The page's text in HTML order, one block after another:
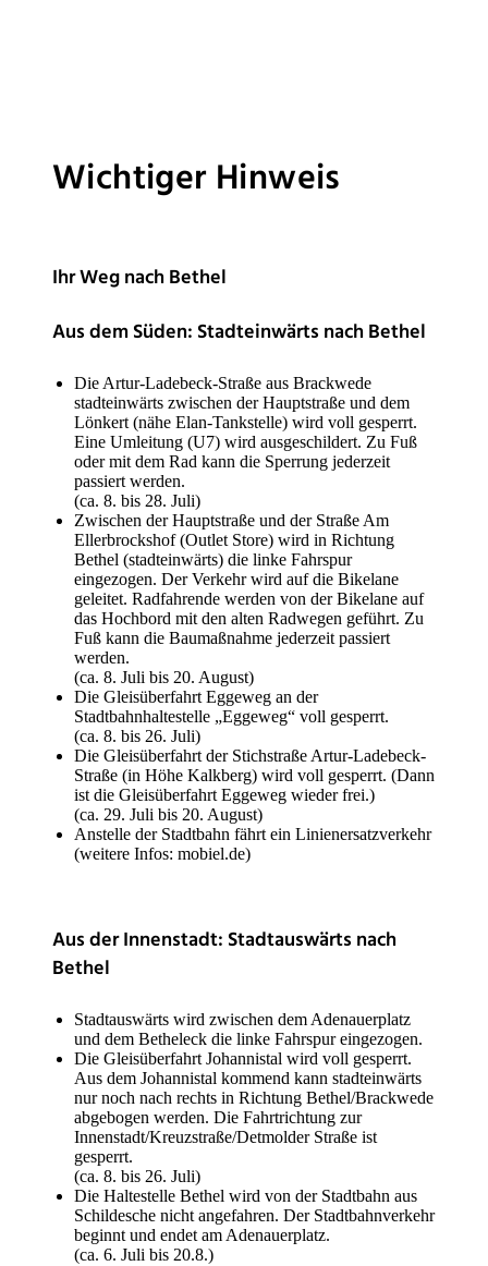
Wichtiger Hinweis
Ihr Weg nach Bethel
Aus dem Süden: Stadteinwärts nach Bethel
Die Artur-Ladebeck-Straße aus Brackwede
stadteinwärts zwischen der Hauptstraße und dem
Lönkert (nähe Elan-Tankstelle) wird voll gesperrt.
Eine Umleitung (U7) wird ausgeschildert. Zu Fuß
oder mit dem Rad kann die Sperrung jederzeit
passiert werden.
(ca. 8. bis 28. Juli)
Zwischen der Hauptstraße und der Straße Am
Ellerbrockshof (Outlet Store) wird in Richtung
Bethel (stadteinwärts) die linke Fahrspur
eingezogen. Der Verkehr wird auf die Bikelane
geleitet. Radfahrende werden von der Bikelane auf
das Hochbord mit den alten Radwegen geführt. Zu
Fuß kann die Baumaßnahme jederzeit passiert
werden.
(ca. 8. Juli bis 20. August)
Die Gleisüberfahrt Eggeweg an der
Stadtbahnhaltestelle „Eggeweg“ voll gesperrt.
(ca. 8. bis 26. Juli)
Die Gleisüberfahrt der Stichstraße Artur-Ladebeck-
Straße (in Höhe Kalkberg) wird voll gesperrt. (Dann
ist die Gleisüberfahrt Eggeweg wieder frei.)
(ca. 29. Juli bis 20. August)
Anstelle der Stadtbahn fährt ein Linienersatzverkehr
(weitere Infos: mobiel.de)
Aus der Innenstadt: Stadtauswärts nach
Bethel
Stadtauswärts wird zwischen dem Adenauerplatz
und dem Betheleck die linke Fahrspur eingezogen.
Die Gleisüberfahrt Johannistal wird voll gesperrt.
Aus dem Johannistal kommend kann stadteinwärts
nur noch nach rechts in Richtung Bethel/Brackwede
abgebogen werden. Die Fahrtrichtung zur
Innenstadt/Kreuzstraße/Detmolder Straße ist
gesperrt.
(ca. 8. bis 26. Juli)
Die Haltestelle Bethel wird von der Stadtbahn aus
Schildesche nicht angefahren. Der Stadtbahnverkehr
beginnt und endet am Adenauerplatz.
(ca. 6. Juli bis 20.8.)